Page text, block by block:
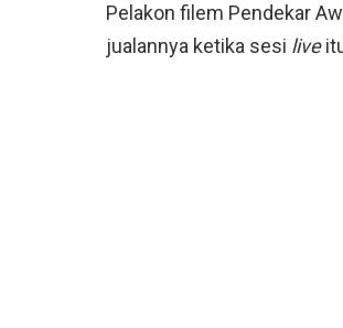
Pelakon filem Pendekar
jualannya ketika sesi live